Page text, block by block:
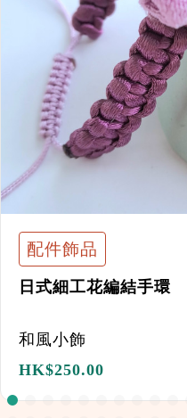
配件飾品
日式細工花編結手環
和風小飾
HK$250.00